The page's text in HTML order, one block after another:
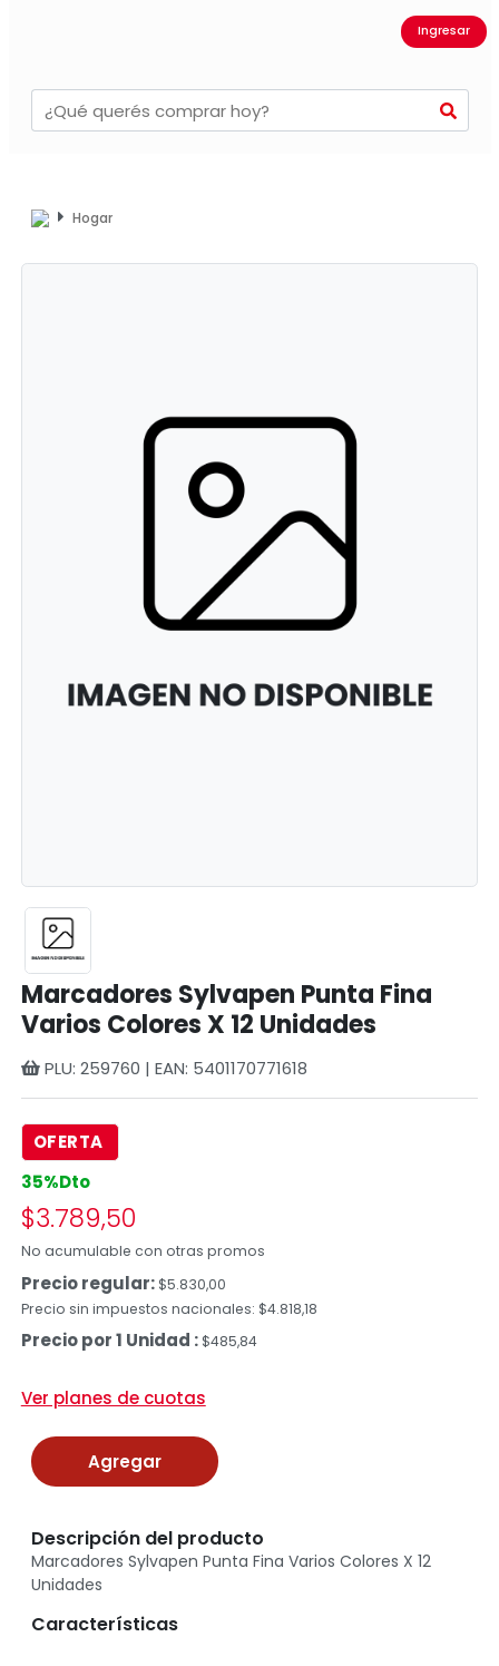
Ingresar
Hogar
Marcadores Sylvapen Punta Fina
Varios Colores X 12 Unidades
PLU: 259760 | EAN: 5401170771618
OFERTA
35%Dto
$3.789,50
No acumulable con otras promos
Precio regular:$5.830,00
Precio sin impuestos nacionales: $4.818,18
Precio por 1 Unidad : $485,84
Ver planes de cuotas
Agregar
Descripción del producto
Marcadores Sylvapen Punta Fina Varios Colores X 12
Unidades
Características